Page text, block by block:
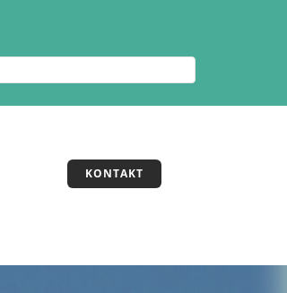
KONTAKT